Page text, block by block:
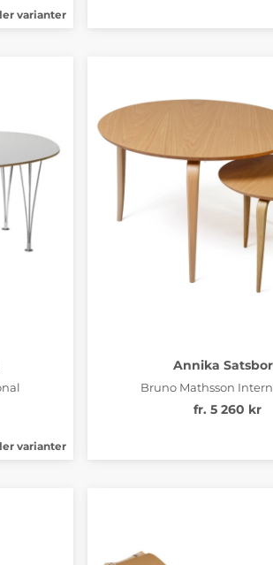
varianter
varianter
Annika
Bruno Mathsson
fr. 5 260 kr